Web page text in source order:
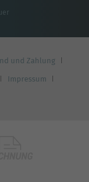
und Zahlung
Impressum